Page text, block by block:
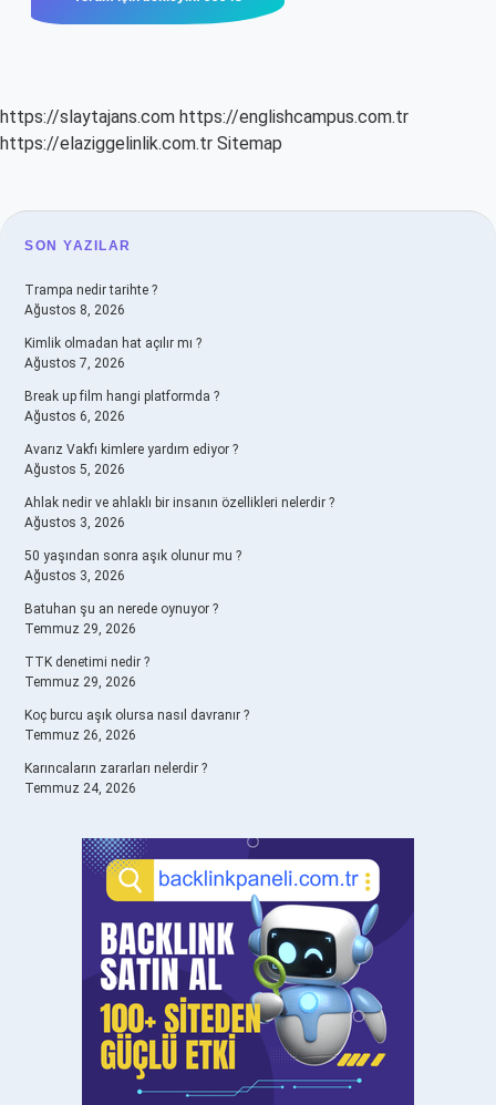
https://slaytajans.com https://englishcampus.com.tr
https://elaziggelinlik.com.tr Sitemap
SIDEBAR
SON YAZILAR
Trampa nedir tarihte ?
Ağustos 8, 2026
Kimlik olmadan hat açılır mı ?
Ağustos 7, 2026
Break up film hangi platformda ?
Ağustos 6, 2026
Avarız Vakfı kimlere yardım ediyor ?
Ağustos 5, 2026
Ahlak nedir ve ahlaklı bir insanın özellikleri nelerdir ?
Ağustos 3, 2026
50 yaşından sonra aşık olunur mu ?
Ağustos 3, 2026
Batuhan şu an nerede oynuyor ?
Temmuz 29, 2026
TTK denetimi nedir ?
Temmuz 29, 2026
Koç burcu aşık olursa nasıl davranır ?
Temmuz 26, 2026
Karıncaların zararları nelerdir ?
Temmuz 24, 2026